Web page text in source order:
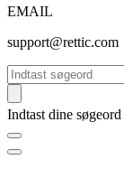
EMAIL
support@rettic.com
Søg
Indtast dine